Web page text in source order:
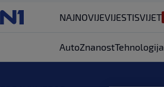
NAJNOVIJEVIJESTISVIJET
AutoZnanostTehnologija